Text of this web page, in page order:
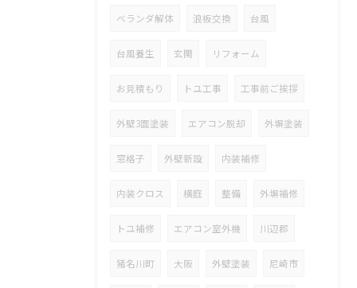
ベランダ解体 浪板交換 台風
台風養生 玄関 リフォーム
お見積もり トユ工事 工事前ご挨拶
外壁3面塗装 エアコン脱却 外塀塗装
窓格子 外壁新設 内装補修
内装クロス 横庭 整備 外塀補修
トユ補修 エアコン室外機 川辺郡
猪名川町 大阪 外壁塗装 尼崎市